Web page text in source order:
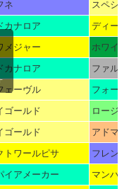
ネ
スペシ
カナロア
ディー
メジャー
ホワイ
カナロア
ファル
ェーヴル
フォー
ゴールド
ロージ
ゴールド
アドマ
トワールピサ
フレン
イアメーカー
マンハ